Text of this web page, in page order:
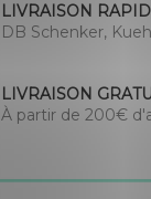
LIVRAISON
DB Schenker,
LIVRAISON
À partir de 200€